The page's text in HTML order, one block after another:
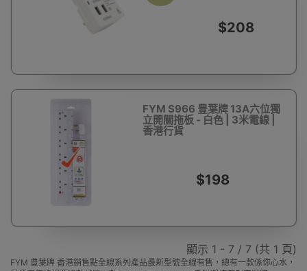
$208
FYM S966 豊葉牌 13A六位獨
立開關拖板 - 白色 | 3米電線 |
香港行貨
$198
顯示 1 - 7 / 7 (共 1 頁)
FYM 豊葉牌 香港銷售點全線系列產品最新型號全線有售，總有一款係你心水，